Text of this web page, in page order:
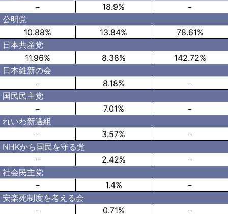
－
18.9%
－
公明党
10.88%
13.84%
78.61%
日本共産党
11.96%
8.38%
142.72%
日本維新の会
－
8.18%
－
国民民主党
－
7.01%
－
れいわ新選組
－
3.57%
－
NHKから国民を守る党
－
2.42%
－
社会民主党
－
1.4%
－
安楽死制度を考える会
－
0.71%
－